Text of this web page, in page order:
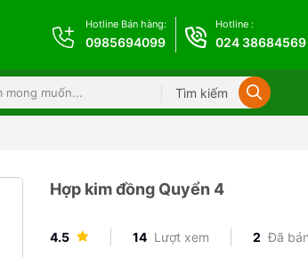
Hotline Bán hàng:
0985694099
Hotline :
024 38684569
Tìm kiếm
Hợp kim đồng Quyển 4
4.5 14 Lượt xem 2 Đã bán